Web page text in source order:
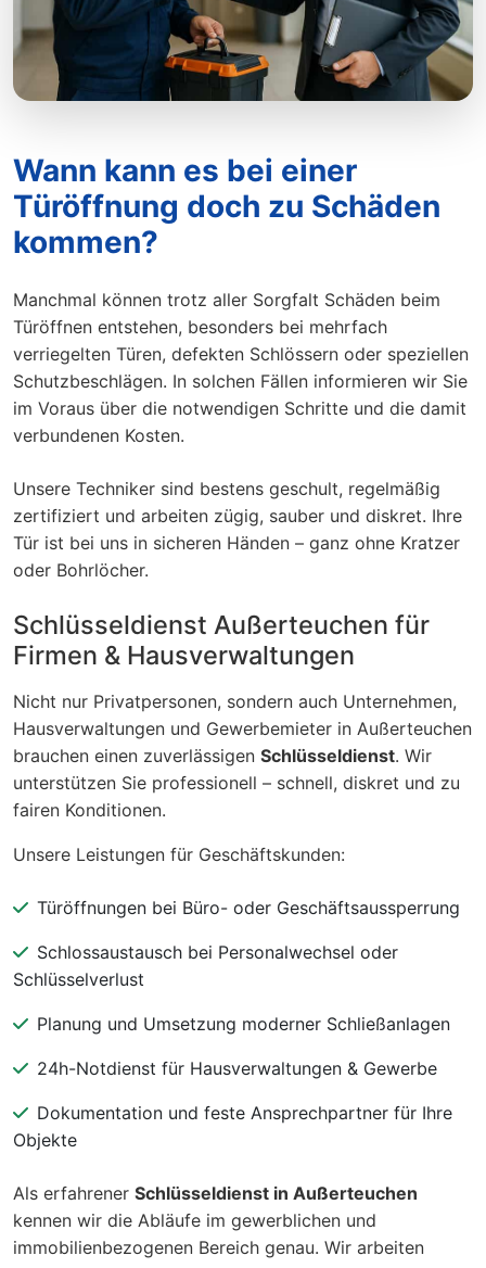
Wann kann es bei einer
Türöffnung doch zu Schäden
kommen?
Manchmal können trotz aller Sorgfalt Schäden beim
Türöffnen entstehen, besonders bei mehrfach
verriegelten Türen, defekten Schlössern oder speziellen
Schutzbeschlägen. In solchen Fällen informieren wir Sie
im Voraus über die notwendigen Schritte und die damit
verbundenen Kosten.
Unsere Techniker sind bestens geschult, regelmäßig
zertifiziert und arbeiten zügig, sauber und diskret. Ihre
Tür ist bei uns in sicheren Händen – ganz ohne Kratzer
oder Bohrlöcher.
Schlüsseldienst Außerteuchen für
Firmen & Hausverwaltungen
Nicht nur Privatpersonen, sondern auch Unternehmen,
Hausverwaltungen und Gewerbemieter in Außerteuchen
brauchen einen zuverlässigen Schlüsseldienst. Wir
unterstützen Sie professionell – schnell, diskret und zu
fairen Konditionen.
Unsere Leistungen für Geschäftskunden:
Türöffnungen bei Büro- oder Geschäftsaussperrung
Schlossaustausch bei Personalwechsel oder
Schlüsselverlust
Planung und Umsetzung moderner Schließanlagen
24h-Notdienst für Hausverwaltungen & Gewerbe
Dokumentation und feste Ansprechpartner für Ihre
Objekte
Als erfahrener Schlüsseldienst in Außerteuchen
kennen wir die Abläufe im gewerblichen und
immobilienbezogenen Bereich genau. Wir arbeiten